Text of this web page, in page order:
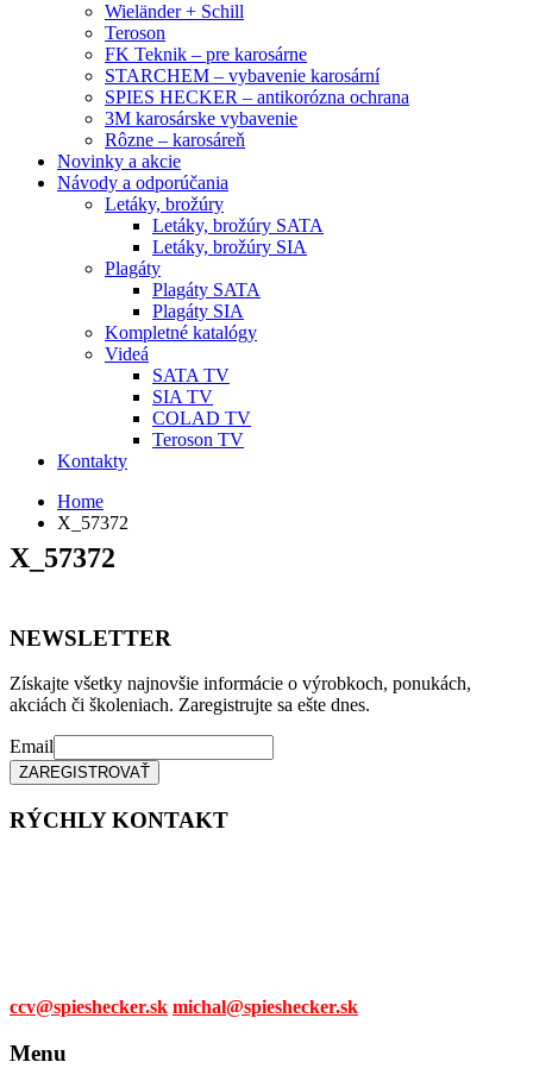
Wieländer + Schill
Teroson
FK Teknik – pre karosárne
STARCHEM – vybavenie karosární
SPIES HECKER – antikorózna ochrana
3M karosárske vybavenie
Rôzne – karosáreň
Novinky a akcie
Návody a odporúčania
Letáky, brožúry
Letáky, brožúry SATA
Letáky, brožúry SIA
Plagáty
Plagáty SATA
Plagáty SIA
Kompletné katalógy
Videá
SATA TV
SIA TV
COLAD TV
Teroson TV
Kontakty
Home
X_57372
X_57372
NEWSLETTER
Získajte všetky najnovšie informácie o výrobkoch, ponukách,
akciách či školeniach. Zaregistrujte sa ešte dnes.
Email
RÝCHLY KONTAKT
ccv@spieshecker.sk michal@spieshecker.sk
Menu